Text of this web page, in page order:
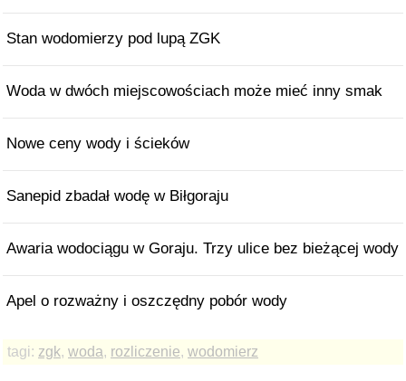
Stan wodomierzy pod lupą ZGK
Woda w dwóch miejscowościach może mieć inny smak
Nowe ceny wody i ścieków
Sanepid zbadał wodę w Biłgoraju
Awaria wodociągu w Goraju. Trzy ulice bez bieżącej wody
Apel o rozważny i oszczędny pobór wody
tagi: zgk, woda, rozliczenie, wodomierz